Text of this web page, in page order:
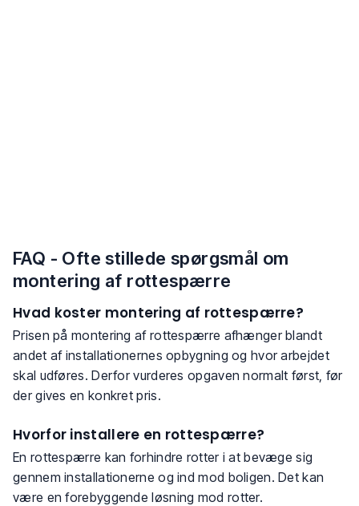
FAQ - Ofte stillede spørgsmål om
montering af rottespærre
Hvad koster montering af rottespærre?
Prisen på montering af rottespærre afhænger blandt
andet af installationernes opbygning og hvor arbejdet
skal udføres. Derfor vurderes opgaven normalt først, før
der gives en konkret pris.
Hvorfor installere en rottespærre?
En rottespærre kan forhindre rotter i at bevæge sig
gennem installationerne og ind mod boligen. Det kan
være en forebyggende løsning mod rotter.